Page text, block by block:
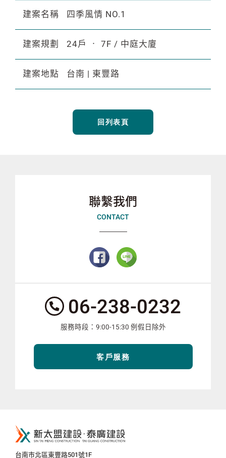
建案名稱 四季風情 NO.1
建案規劃 24戶 ‧ 7F / 中庭大廈
建案地點 台南 | 東豐路
回列表頁
聯繫我們
CONTACT
服
務
電
話：
06-238-0232
服務時段：9:00-15:30 例假日除外
客戶服務
公
台南市北區東豐路501號1F